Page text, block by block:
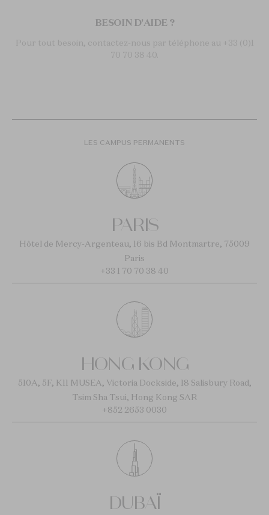
BESOIN D'AIDE ?
Pour tout besoin, contactez-nous par téléphone au +33 (0)1
70 70 38 40.
LES CAMPUS PERMANENTS
PARIS
Hôtel de Mercy-Argenteau, 16 bis Bd Montmartre, 75009
Paris
+33 1 70 70 38 40
HONG KONG
510A, 5F, K11 MUSEA, Victoria Dockside, 18 Salisbury Road,
Tsim Sha Tsui, Hong Kong SAR
+852 2653 0030
DUBAÏ